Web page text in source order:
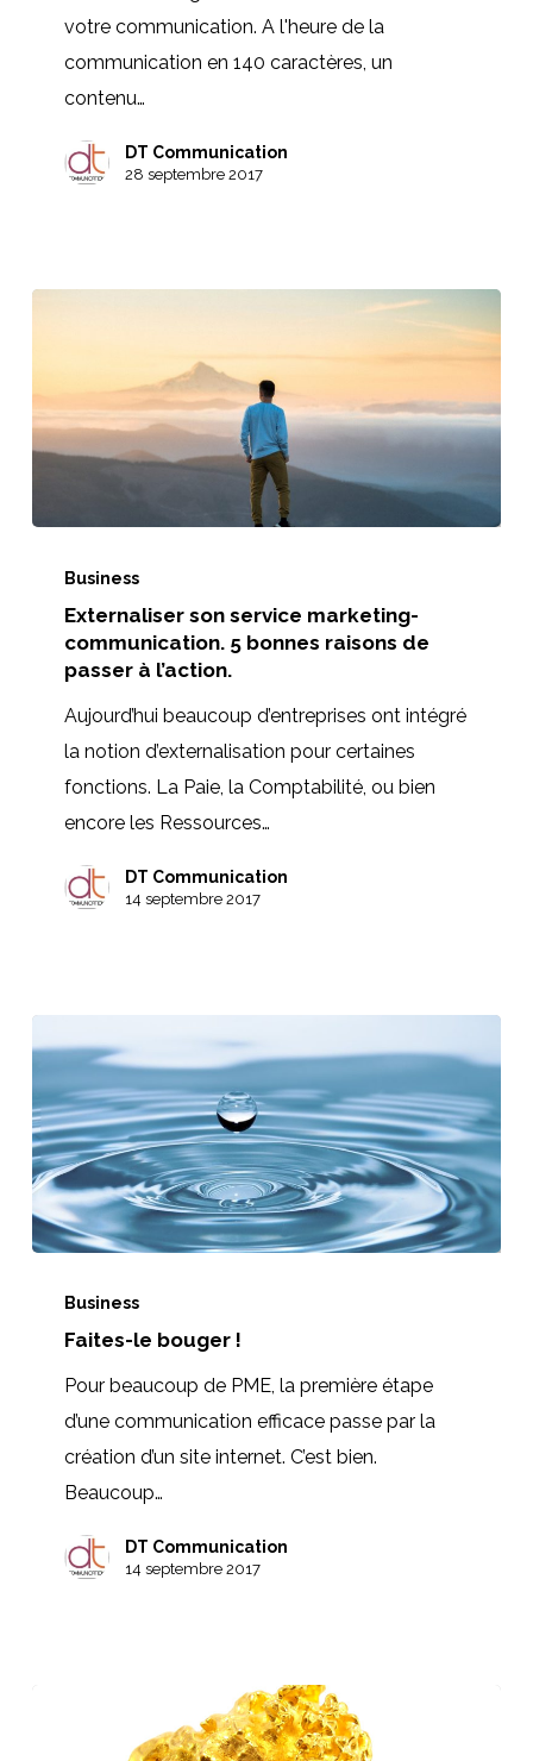
votre communication. A l'heure de la
communication en 140 caractères, un
contenu…
DT Communication
28 septembre 2017
service
marketing-
communication.
bonnes
raisons
passer
Business
Externaliser son service marketing-
communication. 5 bonnes raisons de
passer à l’action.
Aujourd’hui beaucoup d’entreprises ont intégré
la notion d’externalisation pour certaines
fonctions. La Paie, la Comptabilité, ou bien
encore les Ressources…
DT Communication
14 septembre 2017
bouger
Business
Faites-le bouger !
Pour beaucoup de PME, la première étape
d’une communication efficace passe par la
création d’un site internet. C’est bien.
Beaucoup…
DT Communication
14 septembre 2017